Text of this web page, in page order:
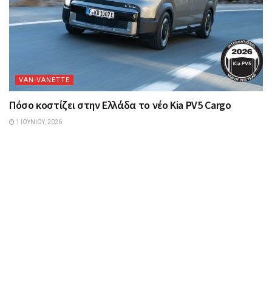
VAN-VANETTΕ
Πόσο κοστίζει στην Ελλάδα το νέο Kia PV5 Cargo
1 ΙΟΥΝΊΟΥ, 2026